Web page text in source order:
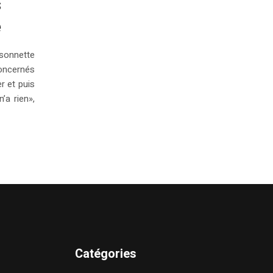
et puis
rien»,
Catégories